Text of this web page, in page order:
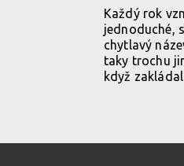
Každý rok
jednoduché,
chytlavý
taky trochu
když